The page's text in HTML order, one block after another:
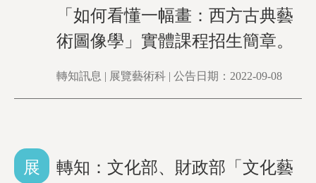
「如何看懂一幅畫：西方古典藝
術圖像學」實體課程招生簡章。
轉知訊息 | 展覽藝術科 | 公告日期：2022-09-08
展
轉知：文化部、財政部「文化藝